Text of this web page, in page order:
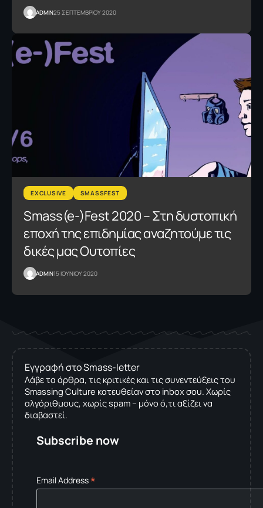
ADMIN25 ΣΕΠΤΕΜΒΡΙΟΥ 2020
EXCLUSIVE SMASSFEST
Smass(e-)Fest 2020 – Στη δυστοπική
εποχή της επιδημίας αναζητούμε τις
δικές μας Ουτοπίες
ADMIN15 ΙΟΥΝΙΟΥ 2020
Εγγραφή στο Smass-letter
Λάβε τα άρθρα, τις κριτικές και τις συνεντεύξεις του
Smassing Culture κατευθείαν στο inbox σου. Χωρίς
αλγόριθμους, χωρίς spam – μόνο ό,τι αξίζει να
διαβαστεί.
Subscribe now
Email Address*